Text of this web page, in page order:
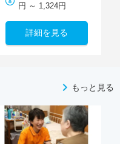
円 ～ 1,324円
詳細を見る
もっと見る